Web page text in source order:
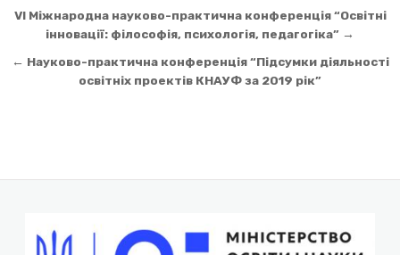
Навігація
записів
VI Міжнародна науково-практична конференція “Освітні
інновації: філософія, психологія, педагогіка” →
← Науково-практична конференція “Підсумки діяльності
освітніх проектів КНАУФ за 2019 рік”